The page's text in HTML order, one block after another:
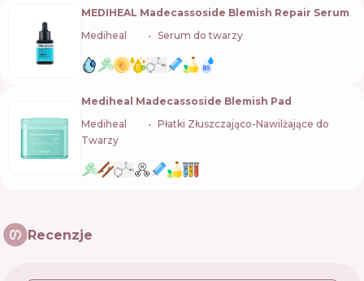
MEDIHEAL Madecassoside Blemish Repair Serum
Mediheal
Serum do twarzy
Mediheal Madecassoside Blemish Pad
Mediheal
Płatki Złuszczająco-Nawilżające do
Twarzy
Recenzje